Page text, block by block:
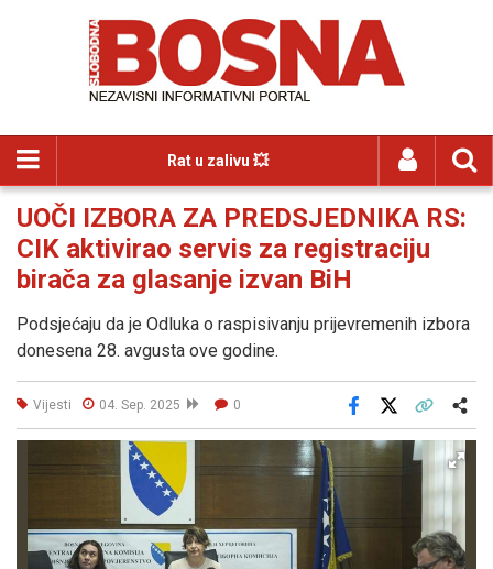
Rat u zalivu 💥
UOČI IZBORA ZA PREDSJEDNIKA RS:
CIK aktivirao servis za registraciju
birača za glasanje izvan BiH
Podsjećaju da je Odluka o raspisivanju prijevremenih izbora
donesena 28. avgusta ove godine.
Vijesti 04. Sep. 2025 0
Facebook